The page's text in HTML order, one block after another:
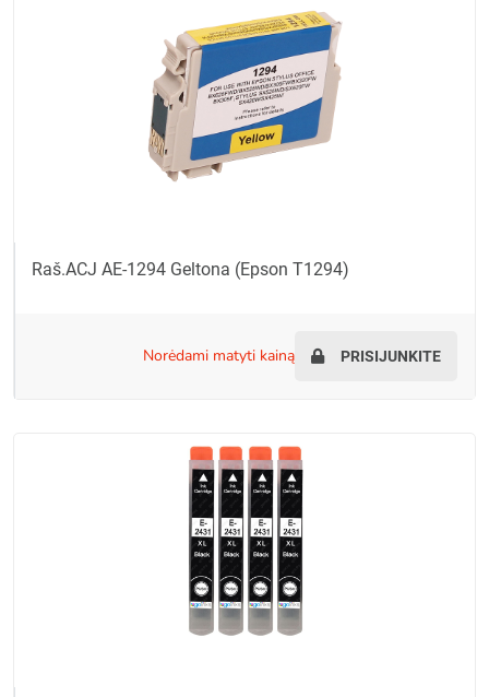
Raš.ACJ AE-1294 Geltona (Epson T1294)
norėdami matyti kainą PRISIJUNKITE